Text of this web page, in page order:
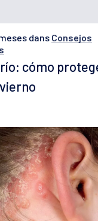
dans Consejos
cómo